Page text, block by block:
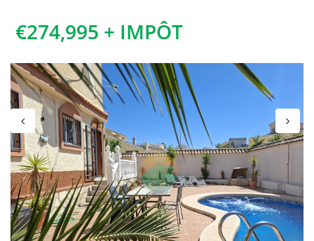
€274,995 + IMPÔT